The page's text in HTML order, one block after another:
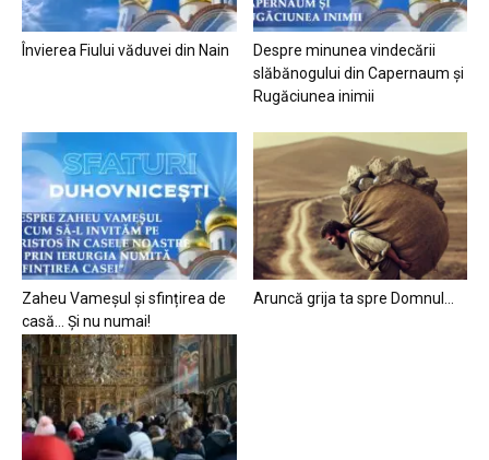
Învierea Fiului văduvei din Nain
Despre minunea vindecării
slăbănogului din Capernaum și
Rugăciunea inimii
Zaheu Vameșul și sfințirea de
casă… Și nu numai!
Aruncă grija ta spre Domnul…